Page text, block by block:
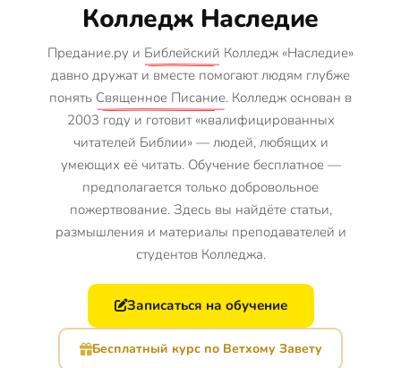
Колледж Наследие
Предание.ру и Библейский Колледж «Наследие»
давно дружат и вместе помогают людям глубже
понять Священное Писание. Колледж основан в
2003 году и готовит «квалифицированных
читателей Библии» — людей, любящих и
умеющих её читать. Обучение бесплатное —
предполагается только добровольное
пожертвование. Здесь вы найдёте статьи,
размышления и материалы преподавателей и
студентов Колледжа.
Записаться на обучение
Бесплатный курс по Ветхому Завету